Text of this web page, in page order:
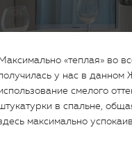
«теплая» во
у нас в данном
смелого
в спальне,
максимально